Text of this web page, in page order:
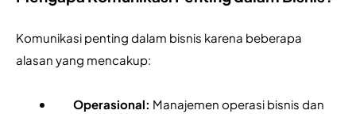
Komunikasi penting dalam bisnis karena beberapa
alasan yang mencakup:
Operasional: Manajemen operasi bisnis dan